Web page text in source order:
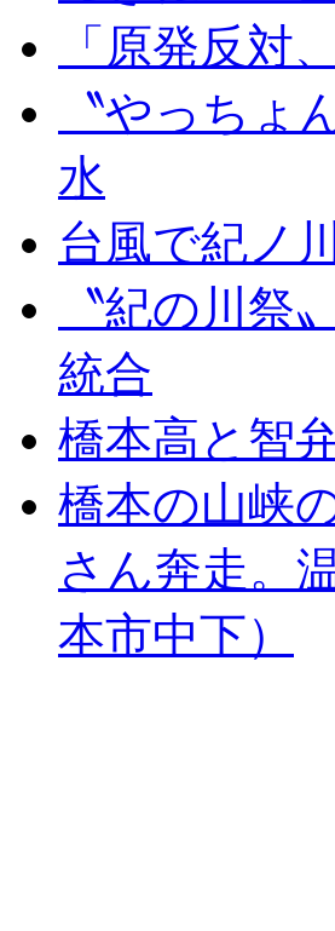
「原発反対
〝やっちょ
水
台風で紀ノ
〝紀の川祭
統合
橋本高と智
橋本の山峡
さん奔走。
本市中下）